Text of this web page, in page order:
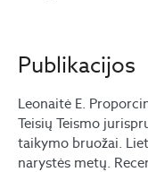
Publikacijos
Leonaitė E.
Teisių Teismo
taikymo bruožai.
narystės metų.